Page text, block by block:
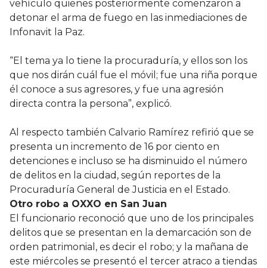
vehículo quienes posteriormente comenzaron a
detonar el arma de fuego en las inmediaciones de
Infonavit la Paz.
“El tema ya lo tiene la procuraduría, y ellos son los
que nos dirán cuál fue el móvil; fue una riña porque
él conoce a sus agresores, y fue una agresión
directa contra la persona”, explicó.
Al respecto también Calvario Ramírez refirió que se
presenta un incremento de 16 por ciento en
detenciones e incluso se ha disminuido el número
de delitos en la ciudad, según reportes de la
Procuraduría General de Justicia en el Estado.
Otro robo a OXXO en San Juan
El funcionario reconoció que uno de los principales
delitos que se presentan en la demarcación son de
orden patrimonial, es decir el robo; y la mañana de
este miércoles se presentó el tercer atraco a tiendas